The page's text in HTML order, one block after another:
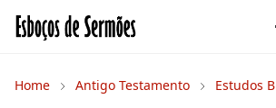
Home Antigo Testamento Estudos